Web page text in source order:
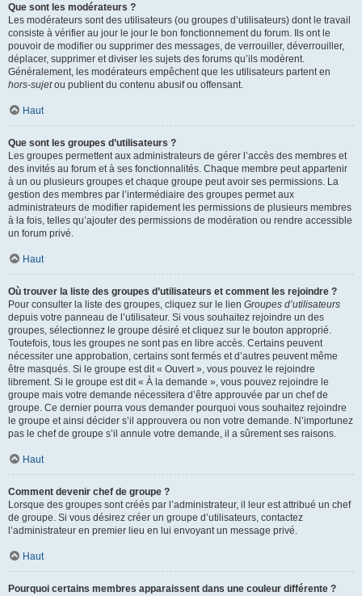
Que sont les modérateurs ?
Les modérateurs sont des utilisateurs (ou groupes d’utilisateurs) dont le travail
consiste à vérifier au jour le jour le bon fonctionnement du forum. Ils ont le
pouvoir de modifier ou supprimer des messages, de verrouiller, déverrouiller,
déplacer, supprimer et diviser les sujets des forums qu’ils modèrent.
Généralement, les modérateurs empêchent que les utilisateurs partent en
hors-sujetou publient du contenu abusif ou offensant.
Haut
Que sont les groupes d’utilisateurs ?
Les groupes permettent aux administrateurs de gérer l’accès des membres et
des invités au forum et à ses fonctionnalités. Chaque membre peut appartenir
à un ou plusieurs groupes et chaque groupe peut avoir ses permissions. La
gestion des membres par l’intermédiaire des groupes permet aux
administrateurs de modifier rapidement les permissions de plusieurs membres
à la fois, telles qu’ajouter des permissions de modération ou rendre accessible
un forum privé.
Haut
Où trouver la liste des groupes d’utilisateurs et comment les rejoindre ?
Pour consulter la liste des groupes, cliquez sur le lien Groupes d’utilisateurs
depuis votre panneau de l’utilisateur. Si vous souhaitez rejoindre un des
groupes, sélectionnez le groupe désiré et cliquez sur le bouton approprié.
Toutefois, tous les groupes ne sont pas en libre accès. Certains peuvent
nécessiter une approbation, certains sont fermés et d’autres peuvent même
être masqués. Si le groupe est dit « Ouvert », vous pouvez le rejoindre
librement. Si le groupe est dit « À la demande », vous pouvez rejoindre le
groupe mais votre demande nécessitera d’être approuvée par un chef de
groupe. Ce dernier pourra vous demander pourquoi vous souhaitez rejoindre
le groupe et ainsi décider s’il approuvera ou non votre demande. N’importunez
pas le chef de groupe s’il annule votre demande, il a sûrement ses raisons.
Haut
Comment devenir chef de groupe ?
Lorsque des groupes sont créés par l’administrateur, il leur est attribué un chef
de groupe. Si vous désirez créer un groupe d’utilisateurs, contactez
l’administrateur en premier lieu en lui envoyant un message privé.
Haut
Pourquoi certains membres apparaissent dans une couleur différente ?